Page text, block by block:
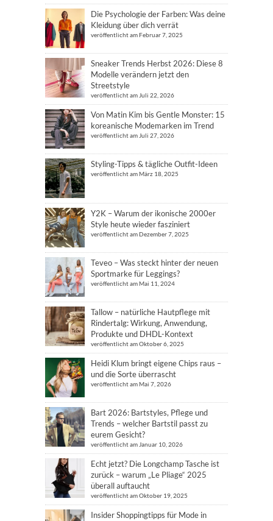
Die Psychologie der Farben: Was deine
Kleidung über dich verrät
veröffentlicht am Februar 7, 2025
Sneaker Trends Herbst 2026: Diese 8
Modelle verändern jetzt den
Streetstyle
veröffentlicht am Juli 22, 2026
Von Matin Kim bis Gentle Monster: 15
koreanische Modemarken im Trend
veröffentlicht am Juli 27, 2026
Styling-Tipps & tägliche Outfit-Ideen
veröffentlicht am März 18, 2025
Y2K – Warum der ikonische 2000er
Style heute wieder fasziniert
veröffentlicht am Dezember 7, 2025
Teveo – Was steckt hinter der neuen
Sportmarke für Leggings?
veröffentlicht am Mai 11, 2024
Tallow – natürliche Hautpflege mit
Rindertalg: Wirkung, Anwendung,
Produkte und DHDL-Kontext
veröffentlicht am Oktober 6, 2025
Heidi Klum bringt eigene Chips raus –
und die Sorte überrascht
veröffentlicht am Mai 7, 2026
Bart 2026: Bartstyles, Pflege und
Trends – welcher Bartstil passt zu
eurem Gesicht?
veröffentlicht am Januar 10, 2026
Echt jetzt? Die Longchamp Tasche ist
zurück – warum „Le Pliage“ 2025
überall auftaucht
veröffentlicht am Oktober 19, 2025
Insider Shoppingtipps für Mode in